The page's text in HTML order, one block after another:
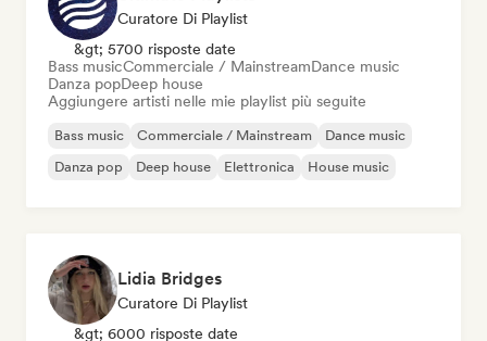
Curatore Di Playlist
&gt; 5700 risposte date
Bass musicCommerciale / MainstreamDance music
Danza popDeep house
Aggiungere artisti nelle mie playlist più seguite
Bass music Commerciale / Mainstream
Dance music
Danza pop
Deep house Elettronica House music
Lidia Bridges
Curatore Di Playlist
&gt; 6000 risposte date